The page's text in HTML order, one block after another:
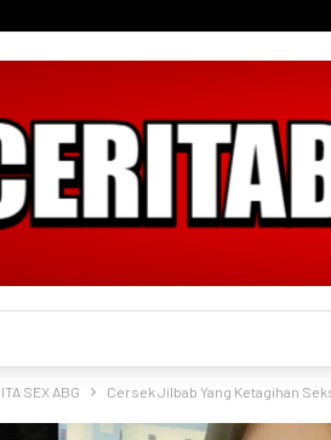
SEX ABG Cersek Jilbab Yang Ketagihan